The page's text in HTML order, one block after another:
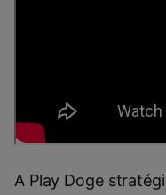
A Play Doge